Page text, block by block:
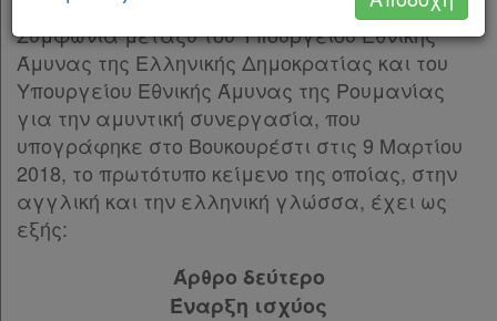
Κ.Α.Δ.
Διακρατικές
Συμφωνίες
Ελλάδας
Πληροφορίες
παρ. 1 του άρθρου 28 του Συντάγματος, η
Συμφωνία μεταξύ του Υπουργείου Εθνικής
Άμυνας της Ελληνικής Δημοκρατίας και του
Υπουργείου Εθνικής Άμυνας της Ρουμανίας
για την αμυντική συνεργασία, που
υπογράφηκε στο Βουκουρέστι στις 9 Μαρτίου
2018, το πρωτότυπο κείμενο της οποίας, στην
αγγλική και την ελληνική γλώσσα, έχει ως
εξής:
Άρθρο δεύτερο
Έναρξη ισχύος